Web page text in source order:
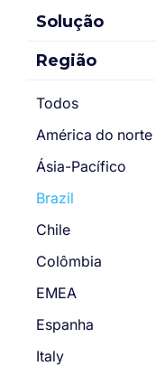
Solução
Região
Todos
América do norte
Ásia-Pacífico
Brazil
Chile
Colômbia
EMEA
Espanha
Italy